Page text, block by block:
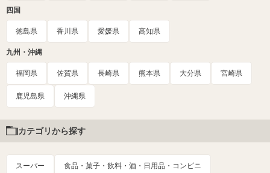
四国
徳島県 香川県 愛媛県 高知県
九州・沖縄
福岡県 佐賀県 長崎県 熊本県 大分県 宮崎県
鹿児島県 沖縄県
カテゴリから探す
スーパー 食品・菓子・飲料・酒・日用品・コンビニ